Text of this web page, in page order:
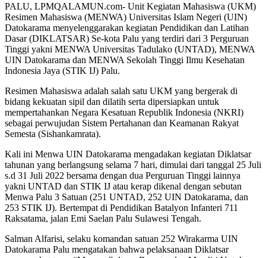
PALU, LPMQALAMUN.com- Unit Kegiatan Mahasiswa (UKM)
Resimen Mahasiswa (MENWA) Universitas Islam Negeri (UIN)
Datokarama menyelenggarakan kegiatan Pendidikan dan Latihan
Dasar (DIKLATSAR) Se-kota Palu yang terdiri dari 3 Perguruan
Tinggi yakni MENWA Universitas Tadulako (UNTAD), MENWA
UIN Datokarama dan MENWA Sekolah Tinggi Ilmu Kesehatan
Indonesia Jaya (STIK IJ) Palu.
Resimen Mahasiswa adalah salah satu UKM yang bergerak di
bidang kekuatan sipil dan dilatih serta dipersiapkan untuk
mempertahankan Negara Kesatuan Republik Indonesia (NKRI)
sebagai perwujudan Sistem Pertahanan dan Keamanan Rakyat
Semesta (Sishankamrata).
Kali ini Menwa UIN Datokarama mengadakan kegiatan Diklatsar
tahunan yang berlangsung selama 7 hari, dimulai dari tanggal 25 Juli
s.d 31 Juli 2022 bersama dengan dua Perguruan Tinggi lainnya
yakni UNTAD dan STIK IJ atau kerap dikenal dengan sebutan
Menwa Palu 3 Satuan (251 UNTAD, 252 UIN Datokarama, dan
253 STIK IJ). Bertempat di Pendidikan Batalyon Infanteri 711
Raksatama, jalan Emi Saelan Palu Sulawesi Tengah.
Salman Alfarisi, selaku komandan satuan 252 Wirakarma UIN
Datokarama Palu mengatakan bahwa pelaksanaan Diklatsar